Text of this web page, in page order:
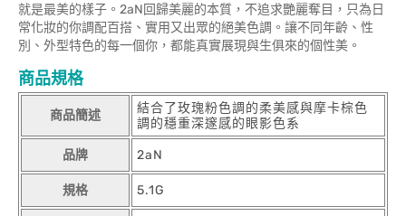
就是最美的樣子。2aN回歸美麗的本質，不追求艷麗奪目，只為日
常化妝的你調配百搭、實用又出眾的絕美色調。讓不同年齡、性
別、外型特色的每一個你，都能真實展現與生俱來的個性美。
商品規格
商品簡述
結合了玫瑰粉色調的柔美感與摩卡棕色
調的穩重深邃感的眼影色系
品牌 2aN
規格 5.1G